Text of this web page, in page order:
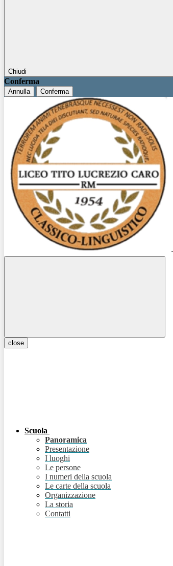
Chiudi
Conferma
Annulla Conferma
close
Scuola
Panoramica
Presentazione
I luoghi
Le persone
I numeri della scuola
Le carte della scuola
Organizzazione
La storia
Contatti